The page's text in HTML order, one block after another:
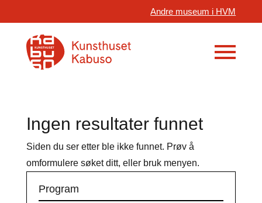
Andre museum i HVM
Ingen resultater funnet
Siden du ser etter ble ikke funnet. Prøv å
omformulere søket ditt, eller bruk menyen.
Program